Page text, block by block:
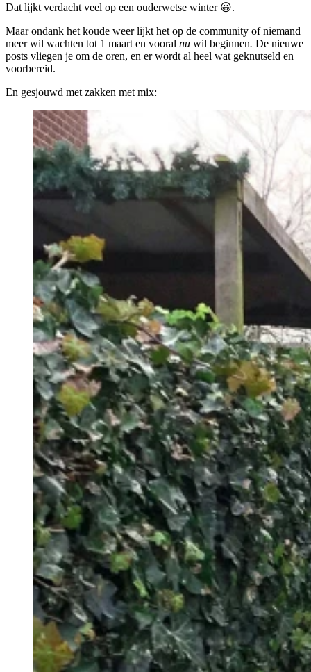
Dat lijkt verdacht veel op een ouderwetse winter 😀.
Maar ondank het koude weer lijkt het op de community of niemand
meer wil wachten tot 1 maart en vooral nu wil beginnen. De nieuwe
posts vliegen je om de oren, en er wordt al heel wat geknutseld en
voorbereid.
En gesjouwd met zakken met mix: